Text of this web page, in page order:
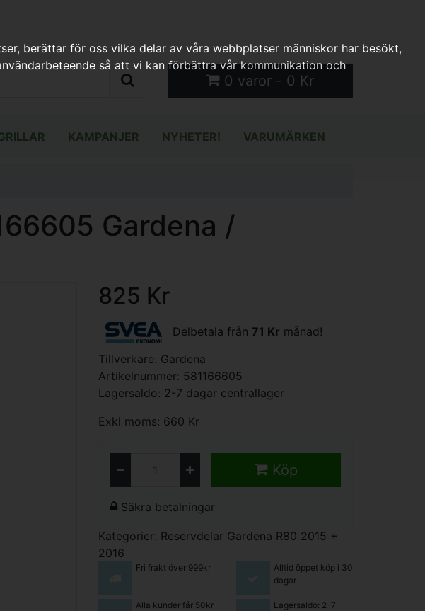
0 varor - 0 Kr
KAMPANJER NYHETER! VARUMÄRKEN
Gardena /
825 Kr
Delbetala från 71 Kr månad!
Tillverkare: Gardena
Artikelnummer: 581166605
Lagersaldo: 2-7 dagar centrallager
Exkl moms: 660 Kr
Köp
Säkra betalningar
Kategorier: Reservdelar Gardena R80 2015 +
2016
Fri frakt över 999kr
Alltid öppet köp i 30
dagar
Alla kunder får 50kr
Lagersaldo: 2-7
berättar för oss vilka delar av våra webbplatser människor har besökt,
så att vi kan förbättra vår kommunikation och